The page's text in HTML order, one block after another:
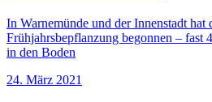
In Warnemünde und der Innenstadt
Frühjahrsbepflanzung begonnen – fast
in den Boden
24. März 2021